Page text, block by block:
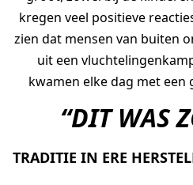
kregen veel positieve
zien dat mensen van buiten
uit een
kwamen elke dag met een
“DIT WAS
TRADITIE IN ERE